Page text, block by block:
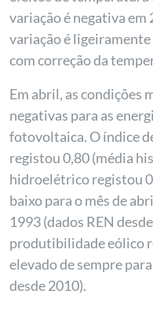
variação é negativa em
variação é
com correção da
Em abril, as condições
negativas para as
fotovoltaica. O índice
registou 0,80 (média
hidroelétrico registou
baixo para o mês de
1993 (dados REN
produtibilidade eólico
elevado de sempre
desde 2010).